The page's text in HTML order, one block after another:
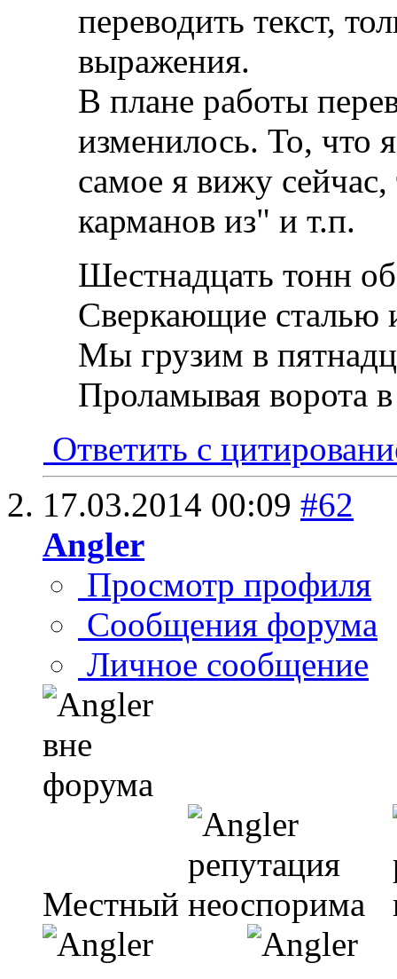
переводить текст,
выражения.
В плане работы
изменилось. То, что
самое я вижу
карманов из" и т.п.
Шестнадцать тонн
Сверкающие сталью
Мы грузим в
Проламывая ворота
Ответить с
17.03.2014 00:09 #62
Angler
Просмотр профиля
Сообщения форума
Личное сообщение
Местный